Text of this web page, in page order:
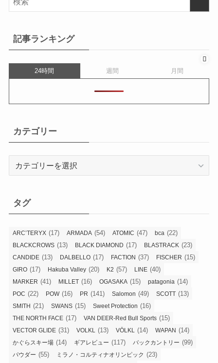
記事ランキング
24時間 週間 月間
カテゴリー
ー
タグ
ARC’TERYX (17) ARMADA (54) ATOMIC (47) bca (22)
BLACKCROWS (13) BLACK DIAMOND (17) BLASTRACK (23)
CANDIDE (13) DALBELLO (17) FACTION (37) FISCHER (15)
GIRO (17) Hakuba Valley (20) K2 (57) LINE (40)
MARKER (41) MILLET (16) OGASAKA (15) patagonia (14)
POC (22) POW(16) PR (141) Salomon (49) SCOTT (13)
SMITH (21) SWANS (15) Sweet Protection (16)
THE NORTH FACE (17) VAN DEER-Red Bull Sports (15)
VECTOR GLIDE (31) VOLKL (13) VÖLKL (14) WAPAN (14)
かぐらスキー場 (14) ギアレビュー (117) バックカントリー (99)
パウダー (55) ミラノ・コルティナオリンピック (23)